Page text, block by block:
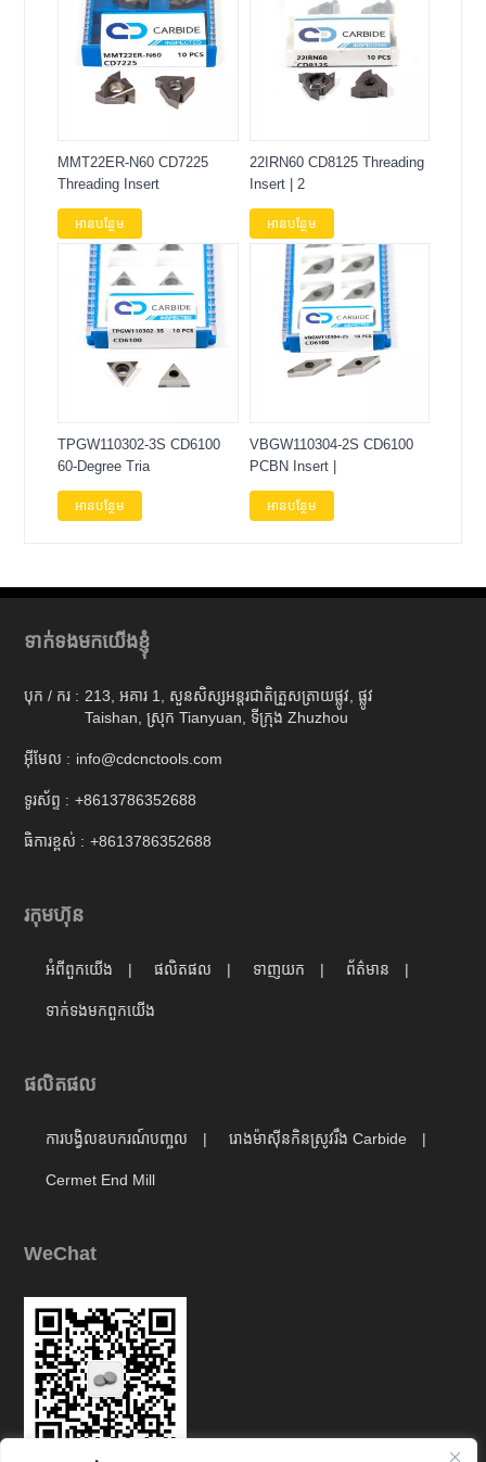
MMT22ER-N60 CD7225
Threading Insert
អានបន្ថែម
22IRN60 CD8125 Threading
Insert | 2
អានបន្ថែម
TPGW110302-3S CD6100
60-Degree Tria
អានបន្ថែម
VBGW110304-2S CD6100
PCBN Insert |
អានបន្ថែម
ទាក់ទងមកយើងខ្ញុំ
បុក / ករ : 213, អគារ 1, សួនសិស្សអន្តរជាតិត្រួសត្រាយផ្លូវ, ផ្លូវ
Taishan, ស្រុក Tianyuan, ទីក្រុង Zhuzhou
អ៊ីមែល : info@cdcnctools.com
ទូរស័ព្ទ : +8613786352688
ធិការខ្ពស់ : +8613786352688
រកុមហ៊ុន
អំពីពួកយើង ផលិតផល ទាញយក ព័ត៌មាន
ទាក់ទង​មក​ពួក​យើង
ផលិតផល
ការបង្វិលឧបករណ៍បញ្ចូល រោងម៉ាស៊ីនកិនស្រូវរឹង Carbide
Cermet End Mill
WeChat